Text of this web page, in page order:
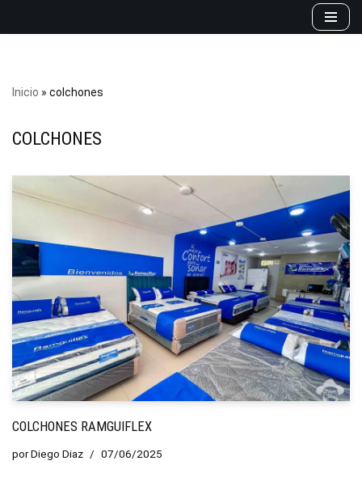
Inicio » colchones
COLCHONES
COLCHONES RAMGUIFLEX
porDiego Diaz 07/06/2025